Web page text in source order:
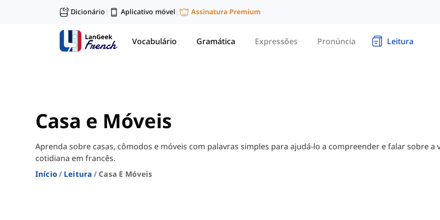
Dicionário | Aplicativo móvel | Assinatura Premium
Vocabulário Gramática Expressões Pronúncia Leitura
Casa e Móveis
Aprenda sobre casas, cômodos e móveis com palavras simples para ajudá-lo a compreender e falar sobre a
cotidiana em francês.
Início Leitura Casa E Móveis